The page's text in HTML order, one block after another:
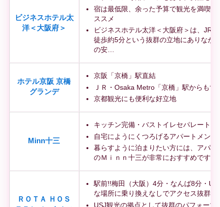
ビジネスホテル太
洋＜大阪府＞
宿は最低限、余った予算で観光を満喫し
ススメ
ビジネスホテル太洋＜大阪府＞は、JR
徒歩約5分という抜群の立地にありなが
の安…
ホテル京阪 京橋
グランデ
京阪「京橋」駅直結
ＪＲ・Osaka Metro「京橋」駅からもす
京都観光にも便利な好立地
Minn十三
キッチン完備・バストイレセパレート
自宅にようにくつろげるアパートメント
暮らすように泊まりたい方には、アパー
のＭｉｎｎ十三が非常におすすめです
ＲＯＴＡ ＨＯＳ
駅前!!梅田（大阪）4分・なんば8分・
な場所に乗り換えなしでアクセス抜群で
USJ観光の拠点として抜群のパフォーマ